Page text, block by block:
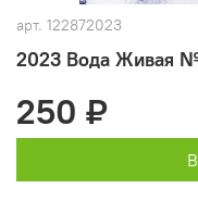
арт. 122872023
2023 Вода Живая
250 ₽